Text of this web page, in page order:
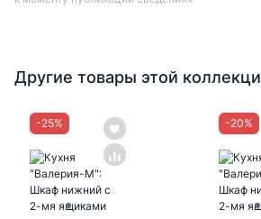
Другие товары этой
-25% -20%